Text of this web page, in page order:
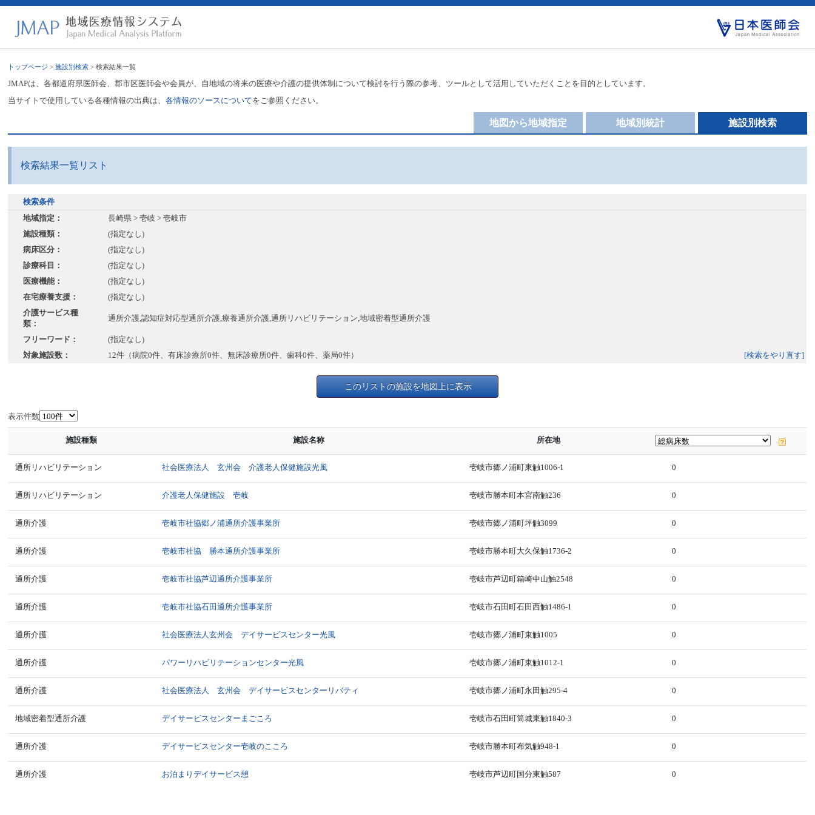
トップページ >施設別検索 > 検索結果一覧
JMAPは、各都道府県医師会、郡市区医師会や会員が、自地域の将来の医療や介護の提供体制について検討を行う際の参考、ツールとして活用していただくことを目的としています。
当サイトで使用している各種情報の出典は、各情報のソースについてをご参照ください。
施設別検索
地域別統計
地図から地域指定
検索結果一覧リスト
検索条件
地域指定：
長崎県 > 壱岐 > 壱岐市
施設種類：
(指定なし)
病床区分：
(指定なし)
診療科目：
(指定なし)
医療機能：
(指定なし)
在宅療養支援：
(指定なし)
介護サービス種
類：
通所介護,認知症対応型通所介護,療養通所介護,通所リハビリテーション,地域密着型通所介護
フリーワード：
(指定なし)
対象施設数：
12件（病院0件、有床診療所0件、無床診療所0件、歯科0件、薬局0件） [検索をやり直す]
このリストの施設を地図上に表示
表示件数
施設種類 施設名称 所在地
通所リハビリテーション 社会医療法人 玄州会 介護老人保健施設光風 壱岐市郷ノ浦町東触1006-1 0
通所リハビリテーション 介護老人保健施設 壱岐 壱岐市勝本町本宮南触236 0
通所介護 壱岐市社協郷ノ浦通所介護事業所 壱岐市郷ノ浦町坪触3099 0
通所介護 壱岐市社協 勝本通所介護事業所 壱岐市勝本町大久保触1736-2 0
通所介護 壱岐市社協芦辺通所介護事業所 壱岐市芦辺町箱崎中山触2548 0
通所介護 壱岐市社協石田通所介護事業所 壱岐市石田町石田西触1486-1 0
通所介護 社会医療法人玄州会 デイサービスセンター光風 壱岐市郷ノ浦町東触1005 0
通所介護 パワーリハビリテーションセンター光風 壱岐市郷ノ浦町東触1012-1 0
通所介護 社会医療法人 玄州会 デイサービスセンターリバティ 壱岐市郷ノ浦町永田触295-4 0
地域密着型通所介護 デイサービスセンターまごころ 壱岐市石田町筒城東触1840-3 0
通所介護 デイサービスセンター壱岐のこころ 壱岐市勝本町布気触948-1 0
通所介護 お泊まりデイサービス憩 壱岐市芦辺町国分東触587 0